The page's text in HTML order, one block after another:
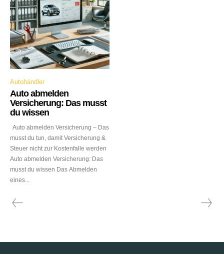
Autohändler
Auto abmelden
Versicherung: Das musst
du wissen
Auto abmelden Versicherung – Das
musst du tun, damit Versicherung &
Steuer nicht zur Kostenfalle werden
Auto abmelden Versicherung: Das
musst du wissen Das Abmelden
eines...